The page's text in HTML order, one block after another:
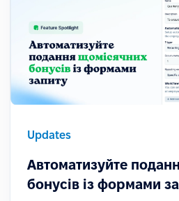
Updates
Автоматизуйте
бонусів із формами